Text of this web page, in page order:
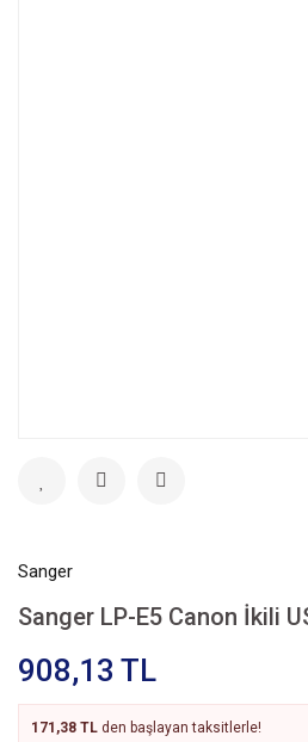
Sanger
Sanger LP-E5 Canon İkili
908,13 TL
171,38 TL den başlayan taksitlerle!